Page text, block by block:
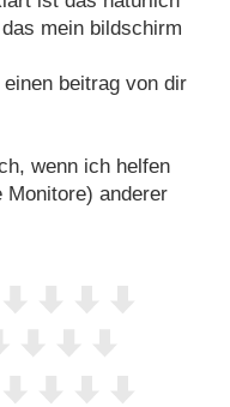
mein bildschirm
beitrag von dir
wenn ich helfen
Monitore) anderer